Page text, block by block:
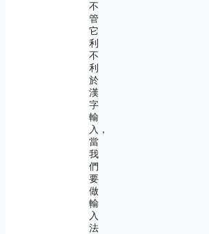
不
管
它
利
不
利
於
漢
字
輸
入，
當
我
們
要
做
輸
入
法